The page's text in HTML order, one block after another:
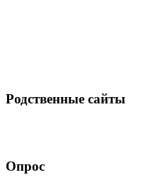
Родственные сайты
Опрос